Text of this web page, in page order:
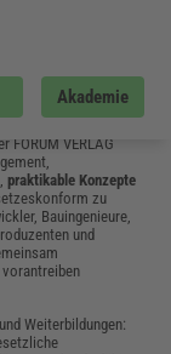
Akademie
Vorteile
für die
FORUM VERLAG
praktikable Konzepte
zu
Bauingenieure,
und
Weiterbildungen: